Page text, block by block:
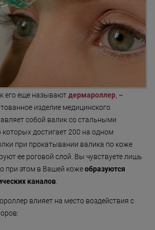
его еще называютдермароллер, –
изделие медицинского
собой валик со стальными
достигает 200 на одном
при прокатывании валика по коже
ее роговой слой. Вы чувствуете лишь
при этом в Вашей кожеобразуются
каналов
влияет на место воздействия с